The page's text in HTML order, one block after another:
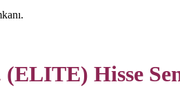
Hisse